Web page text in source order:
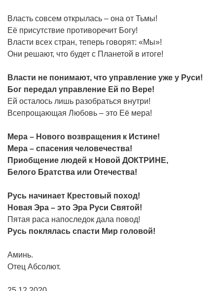
Власть совсем открылась – она от Тьмы!
Её присутствие противоречит Богу!
Власти всех стран, теперь говорят: «Мы»!
Они решают, что будет с Планетой в итоге!
Власти не понимают, что управление уже у Руси!
Бог передал управление Ей по Вере!
Ей осталось лишь разобраться внутри!
Всепрощающая Любовь – это Её мера!
Мера – Нового возвращения к Истине!
Мера – спасения человечества!
Приобщение людей к Новой ДОКТРИНЕ,
Белого Братства или Отечества!
Русь начинает Крестовый поход!
Новая Эра – это Эра Руси Святой!
Пятая раса напоследок дала повод!
Русь поклялась спасти Мир головой!
Аминь.
Отец Абсолют.